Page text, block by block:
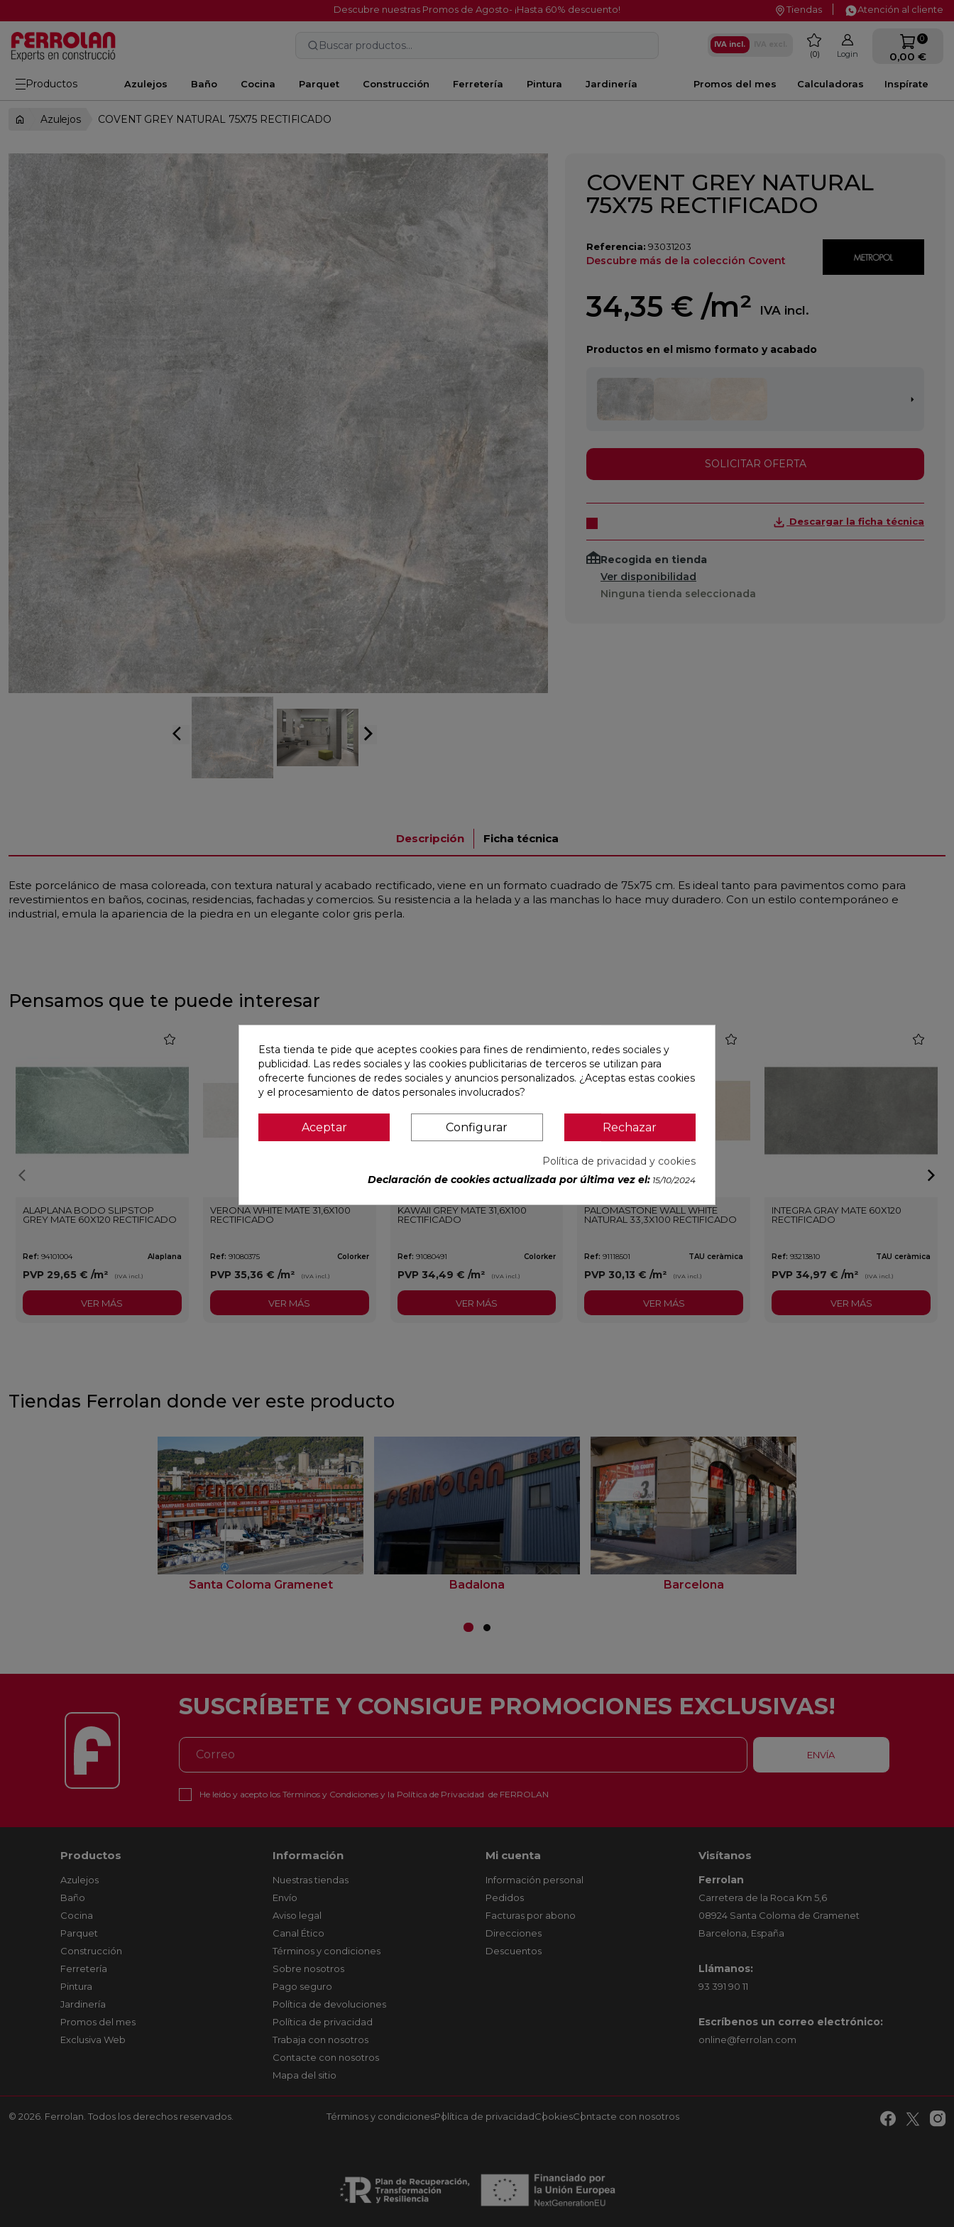
Descubre nuestras Promos de Agosto- ¡Hasta 60% descuento! Tiendas Atención al cliente
Buscar productos... IVA incl. favorite
0 Login
0
0,00 €
Productos Azulejos Baño Cocina Parquet Construcción Ferretería Pintura Jardinería Inspírate
Calculadoras
Promos del mes
Azulejos COVENT GREY NATURAL 75X75 RECTIFICADO
arrow_back_ios arrow_forward_ios
COVENT GREY NATURAL
75X75 RECTIFICADO
Referencia: 93031203
Descubre más de la colección Covent
34,35 € /m² IVA incl.
Productos en el mismo formato y acabado
SOLICITAR OFERTA
Descargar la ficha técnica
Recogida en tienda
Ver disponibilidad
Ninguna tienda seleccionada
Descripción Ficha técnica
Este porcelánico de masa coloreada, con textura natural y acabado rectificado, viene en un formato cuadrado de 75x75 cm. Es ideal tanto para pavimentos como para
revestimientos en baños, cocinas, residencias, fachadas y comercios. Su resistencia a la helada y a las manchas lo hace muy duradero. Con un estilo contemporáneo e
industrial, emula la apariencia de la piedra en un elegante color gris perla.
Pensamos que te puede interesar
ALAPLANA BODO SLIPSTOP
GREY MATE 60X120 RECTIFICADO
Ref: 94101004 Alaplana
PVP 29,65 € /m² (IVA incl.)
favorite
VER MÁS
VERONA WHITE MATE 31,6X100
RECTIFICADO
Ref: 91080375 Colorker
PVP 35,36 € /m² (IVA incl.)
VER MÁS
KAWAII GREY MATE 31,6X100
RECTIFICADO
Ref: 91080491 Colorker
PVP 34,49 € /m² (IVA incl.)
VER MÁS
PALOMASTONE WALL WHITE
NATURAL 33,3X100 RECTIFICADO
Ref: 91118501 TAU ceràmica
PVP 30,13 €/m² (IVA incl.)
VER MÁS
INTEGRA GRAY MATE 60X120
RECTIFICADO
Ref: 93213810 TAU ceràmica
PVP 34,97 €/m² (IVA incl.)
favorite
VER MÁS
Tiendas Ferrolan donde ver este producto
Santa Coloma Gramenet Badalona Barcelona
SUSCRÍBETE Y CONSIGUE PROMOCIONES EXCLUSIVAS!
He leído y acepto los Términos y Condicionesy la Política de Privacidad de FERROLAN
Productos
Azulejos
Baño
Cocina
Parquet
Construcción
Ferretería
Pintura
Jardinería
Promos del mes
Exclusiva Web
Información
Nuestras tiendas
Envío
Aviso legal
Canal Ético
Términos y condiciones
Sobre nosotros
Pago seguro
Política de devoluciones
Política de privacidad
Trabaja con nosotros
Contacte con nosotros
Mapa del sitio
Mi cuenta
Información personal
Pedidos
Facturas por abono
Direcciones
Descuentos
Visítanos
Ferrolan
Carretera de la Roca Km 5,6
08924 Santa Coloma de Gramenet
Barcelona, España
Llámanos:
93 391 90 11
Escríbenos un correo electrónico:
online@ferrolan.com
© 2026. Ferrolan. Todos los derechos reservados. Términos y condicionesPolítica de privacidadCookiesContacte con nosotros
Esta tienda te pide que aceptes cookies para fines de rendimiento, redes sociales y
publicidad. Las redes sociales y las cookies publicitarias de terceros se utilizan para
ofrecerte funciones de redes sociales y anuncios personalizados. ¿Aceptas estas cookies
y el procesamiento de datos personales involucrados?
Aceptar Configurar Rechazar
Política de privacidad y cookies
Declaración de cookies actualizada por última vez el: 15/10/2024